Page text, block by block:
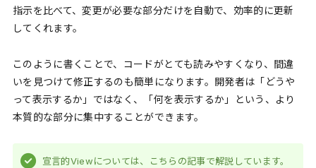
指示を比べて、変更が必要な部分だけを自動で、効率的に更新
してくれます。
このように書くことで、コードがとても読みやすくなり、間違
いを見つけて修正するのも簡単になります。開発者は「どうや
って表示するか」ではなく、「何を表示するか」という、より
本質的な部分に集中することができます。
宣言的Viewについては、こちらの記事で解説しています。